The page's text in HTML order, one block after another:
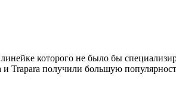
которого не было бы
Trapara получили большую